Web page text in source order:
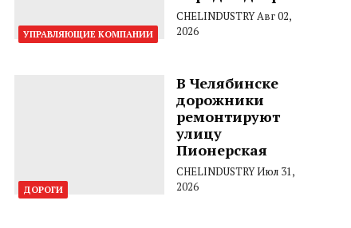
УПРАВЛЯЮЩИЕ КОМПАНИИ
CHELINDUSTRYАвг 02,
2026
ДОРОГИ
В Челябинске
дорожники
ремонтируют
улицу
Пионерская
CHELINDUSTRYИюл 31,
2026